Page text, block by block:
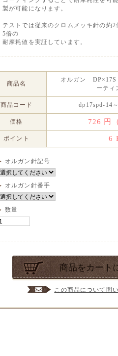
製が可能になります。
テストでは従来のクロムメッキ針の約2
5倍の
耐摩耗値を実証しています。
商品名
オルガン
ーティ
商品コード dp17spd-14
価格 726 円
ポイント 6
オルガン針記号
オルガン針番手
数量
商品をカート
この商品について問